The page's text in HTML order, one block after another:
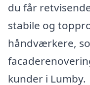
du får
stabile og
håndværkere,
kunder i Lumby.